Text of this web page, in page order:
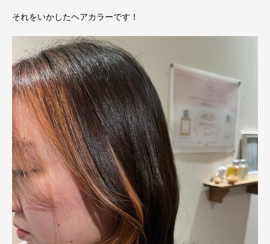
それをいかしたヘアカラーです！